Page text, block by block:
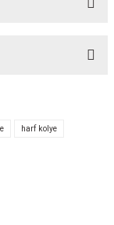
harf kolye